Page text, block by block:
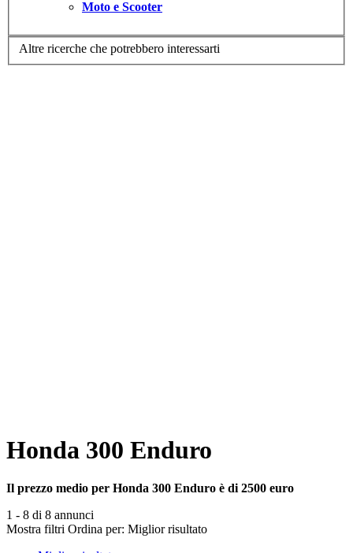
Moto e Scooter
Altre ricerche che potrebbero interessarti
Honda 300 Enduro
Il prezzo medio per Honda 300 Enduro è di 2500 euro
1 - 8 di 8 annunci
Mostra filtri Ordina per: Miglior risultato